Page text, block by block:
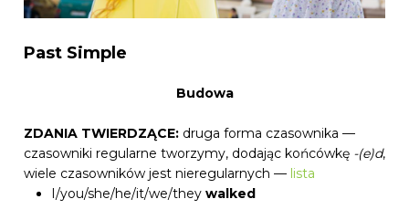
Past Simple
Budowa
ZDANIA TWIERDZĄCE: druga forma czasownika —
czasowniki regularne tworzymy, dodając końcówkę -(e)d,
wiele czasowników jest nieregularnych — lista
I/you/she/he/it/we/they walked